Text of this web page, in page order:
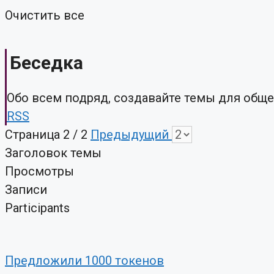
Очистить все
Беседка
Обо всем подряд, создавайте темы для
RSS
Страница 2 / 2 Предыдущий
Заголовок темы
Просмотры
Записи
Participants
Предложили 1000 токенов